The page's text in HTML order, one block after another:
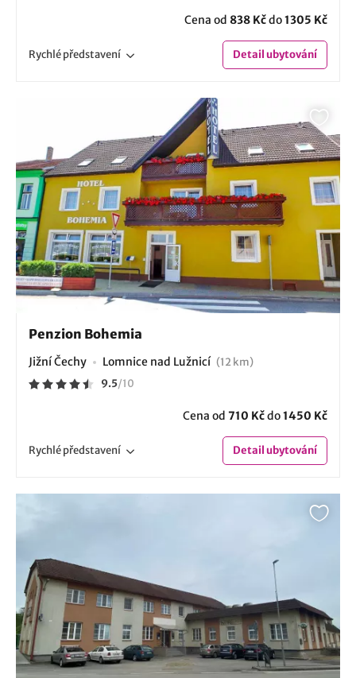
Cena od 838 Kčdo1305 Kč
Rychlépředstavení Detailubytování
Penzion Bohemia
Jižní Čechy Lomnice nad Lužnicí (12 km)
9.5/10
Cena od 710 Kčdo1450 Kč
Rychlépředstavení Detailubytování